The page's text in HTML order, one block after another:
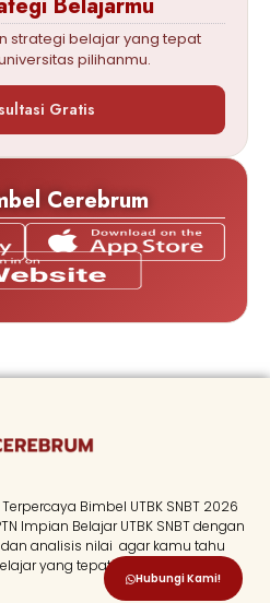
strategi belajar yang tepat
pilihanmu.
Gratis
Cerebrum
Bimbel UTBK SNBT 2026
Impian Belajar UTBK SNBT dengan
analisis nilai agar kamu tahu
yang tepat.
Hubungi Kami!